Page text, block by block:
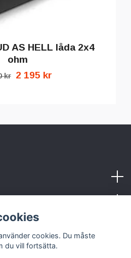
AS HELL låda 2x4
ohm
kr 2 195 kr
cookies. Du måste
du vill fortsätta.